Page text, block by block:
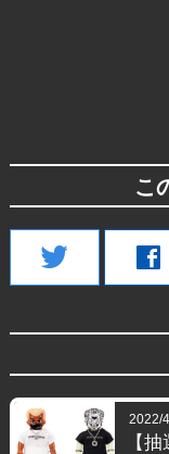
こ
twitter facebook
2022/
【